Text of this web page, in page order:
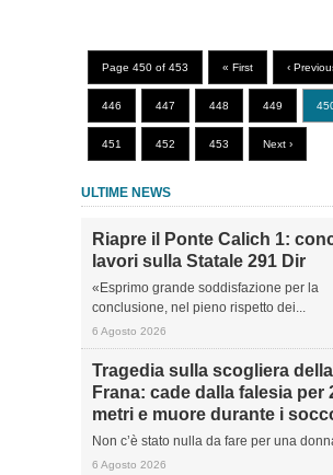
Page 450 of 453 « First ‹
446 447 448 449
451 452 453 Next ›
ULTIME NEWS
Riapre il Ponte Calich 1:
lavori sulla Statale 291 Dir
«Esprimo grande soddisfazione per la
conclusione, nel pieno rispetto dei...
6 Agosto 2026
Tragedia sulla scogliera della
Frana: cade dalla falesia per
metri e muore durante i
Non c’è stato nulla da fare per una
6 Agosto 2026